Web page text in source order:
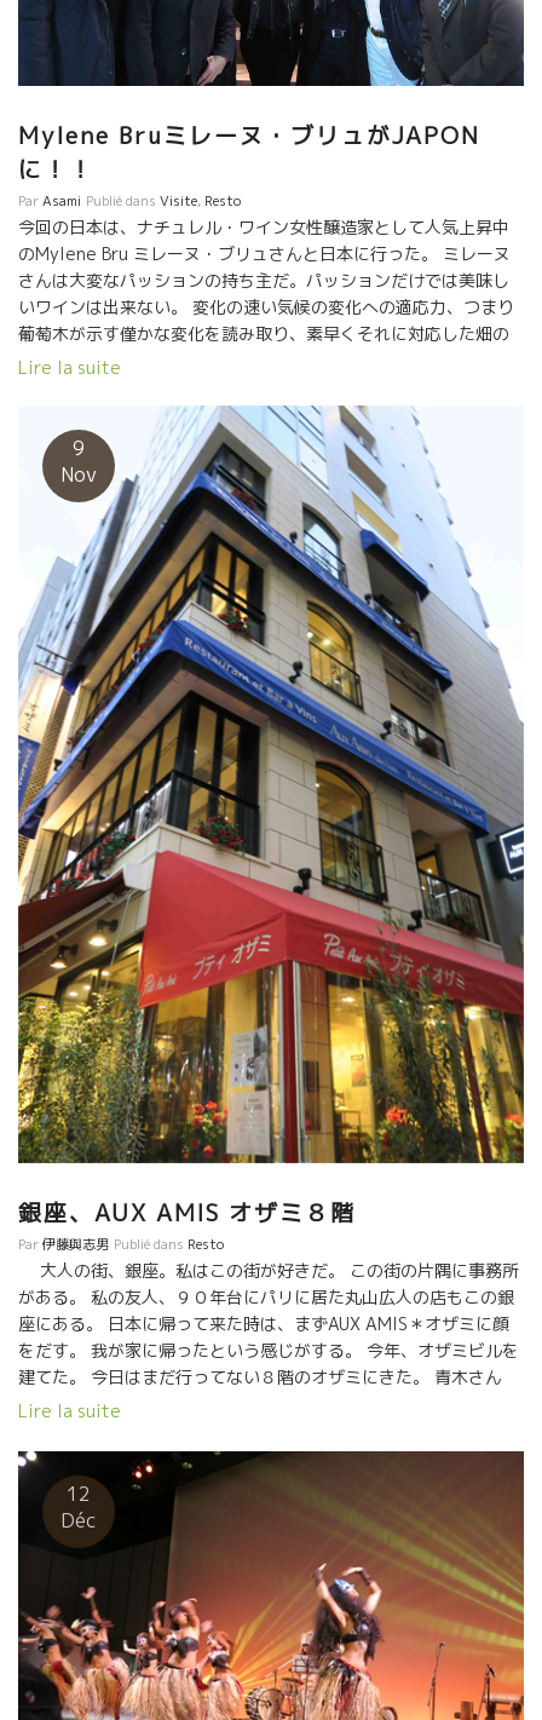
Mylene Bruミレーヌ・ブリュがJAPON
に！！
ParAsami Publié dans Visite, Resto
今回の日本は、ナチュレル・ワイン女性醸造家として人気上昇中
のMylene Bru ミレーヌ・ブリュさんと日本に行った。 ミレーヌ
さんは大変なパッションの持ち主だ。パッションだけでは美味し
いワインは出来ない。 変化の速い気候の変化への適応力、つまり
葡萄木が示す僅かな変化を読み取り、素早くそれに対応した畑の
世話を施すことができる。葡萄と対話ができる繊細な感性を持っ
PASSION, 繊細な感性 意思の強い実行力 この3つで“ミレーヌ旨
味”ともいえる独特なスタイルをつくりあげた女性だ。 フランスで
も自然派ワイン専門店、ビストロで大人気のワインだ。 Mylene
Bru est chez AuxAmis des Vins (Ginza・TOKYO) ミレーヌ・ブ
リュさんが銀座のオザミ・デ・ヴァンに 私は日本に着くとまずオ
ザミに行く。 今回もミレーヌとブルノーを連れて，準我が家のオ
ザミに直行した。 ここには私の飲みたいワインがある。 オザミに
はフランスまでワイン研修に来たソムリエが多い。 机の上で勉強
しただけの知識とは違う。 的確に心地よくサーヴィスしてくれ
る。 一階いるプティ・オザミの松岡さんが気持ち良く迎えてくれ
た。 松岡さんの気遣いサーヴィスは天下一品だ。 お客さんの心を
先取りしてサッと動いてくれる。 ここまでできるサーヴィスマン
はなかなかいない。 今日は３階のオザミ・デ・ヴァンに会食。 ミ
レーヌ日本へようこそ！シャンパーニュは勿論、 あのスカットし
たChampagne Jacques Lassaigne＊ジャック・ラセーニュで祝
った。 日本着の初日はこのメンバーで楽しんだ。 左から、ESPOA
社長の堀江さん、ミレーヌ、ブルノー、丸山さん、まどかさん、
私、ESPOAの石丸さん。 この楽しいメンバーで、明日からの過密
予定の打ち合わせを兼ねて初夜を楽しんだ。 明日から、セミナ
ー、試飲会、デイナーと一週間連日連夜のスケジュールが待って
いる。 景気・気合入れるにはバッチリのオザミだ。 今夜、飲ん
だワインの一部。 まず、セネシャリエールことマーク・ペノのム
スカデ2004年を開けた。 ウワー、まだ海の香り、微発泡すら残っ
ているほどの爽やかさ。 こんなムスカデの古酒を持っているのも
オザミの凄いところだ。 ラングドックのボートレイのOreeも開け
た。 ロワールのレジェンド、RobinotロビノさんのL’Ange Vin 、
Nocturneノクチュルヌを開けた。Magnifique !! ブラインド・テ
ースティング そして、最後はブラインドで一本。 コルナスのバル
タザール2002年だった。 ミレーヌのテースティング能力はかなり
がある。 北ローヌのシラーまではあてた。バルタザール醸造は知
らない。 答えはバルタザール2002。 まだ０２があるとは流石の
オザミ。オザミは懐が深い店だ。 地下のカーヴを見学 こんなお宝
ワインの古酒が沢山在庫あり。 流石のオザミ！！ 昨日・今日オー
プンしたビストロとは違う。 ２０年の歴史を見た。 ロックは
1993年があった。あのフィリップ・パカレが醸造したものだ。 こ
れは、恐らく丸山さんがパリ滞在中の９０年台に購入して、帰国
を吉田豚と和牛で摂取した。 いざ、出陣！！ 日本には多くのミレ
ーヌ・ファンが待っている。 有難う！AUXAMISスタッフ！！
AUXAMISビルは銀座の新星だ！！この界隈が明るくなった。
Lire la suite
9
Nov
銀座、AUX AMIS オザミ８階
Par伊藤與志男 Publié dans Resto
大人の街、銀座。私はこの街が好きだ。 この街の片隅に事務所
がある。 私の友人、９０年台にパリに居た丸山広人の店もこの銀
座にある。 日本に帰って来た時は、まずAUX AMIS＊オザミに顔
をだす。 我が家に帰ったという感じがする。 今年、オザミビルを
建てた。 今日はまだ行ってない８階のオザミにきた。 青木さん
が、笑顔で対応してくれた。 季節がらボジョレ・ヌーヴォー、
ャンの熟練技、流石だ。ブレのない美味しさ。 料理も繊細で美味
しい。 Wagyu – Boeuf japonais オザミの和牛は美味しい。 フラ
ール・ルージュのグラヌーズを開けた。 素晴らしいマリアージだ
った。 Que c’est bon. On a ouvert Les Glaneuses de chez
Foulard Rouge. Magnifique mariage. Jean François Nicq＊ジャ
ン・フランソワ・ニックの顔とピレネー山脈の麓のモンテスキュ
ー村の景色が浮かんできた。 ムッシュ丸山が、考案中の新作デザ
ートをもってやって来た。 見かけはどこから見ても，皮をむいた
だけの茹で卵。 打皮はそのままで、切ると中身がクリーム、黄身
も使った立派なデザート。 なかなか面白い。 Crabe japonais 私
Lire la suite
12
Déc